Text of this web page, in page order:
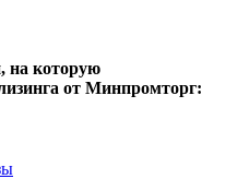
на которую
от Минпромторг: